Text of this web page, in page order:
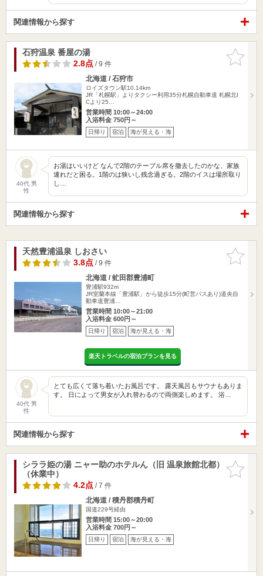
関連情報から探す
お気に入
りに追加
石狩温泉 番屋の湯
2.8点/ 9 件
北海道 / 石狩市
ロイズタウン駅10.14km
JR「札幌駅」よりタクシー利用35分札幌自動車道 札幌北I
Cより25…
営業時間 10:00～24:00
入浴料金 750円～
日帰り 宿泊 海が見える・海
40代 男
性
お湯はいいけど なんで2階のテーブル席を撤去したのかな、家族
連れだと困る。1階のは狭いし残念過ぎる。2階のイスは場所取り
し…
関連情報から探す
お気に入
りに追加
天然豊浦温泉 しおさい
3.8点/ 9 件
北海道 / 虻田郡豊浦町
豊浦駅932m
JR室蘭本線「豊浦駅」から徒歩15分(町営バスあり)道央自
動車道豊浦…
営業時間 10:00～21:00
入浴料金 600円～
日帰り 宿泊 海が見える・海
楽天トラベルの宿泊プランを見る
40代 男
性
とても広くて落ち着いたお風呂です。 露天風呂もサウナもありま
す。 日によって男女が入れ替わるので両側楽しめます。 浴…
関連情報から探す
お気に入
りに追加
シララ姫の湯 ニャー助のホテルん（旧 温泉旅館北都）
（休業中）
4.2点/ 7 件
北海道 / 積丹郡積丹町
国道229号経由
営業時間 15:00～20:00
入浴料金 700円～
日帰り 宿泊 海が見える・海